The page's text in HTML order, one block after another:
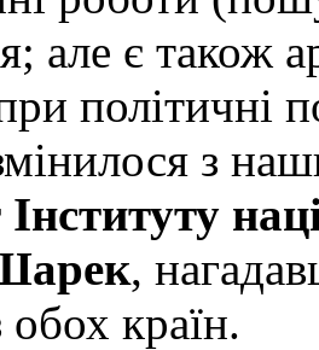
але є також
політичні
з
Інституту
,
обох країн.